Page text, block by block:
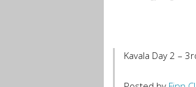
Kavala Day 2 –